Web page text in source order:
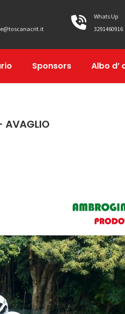
Whats Up
3291460916
Sponsors Albo d’
AVAGLIO